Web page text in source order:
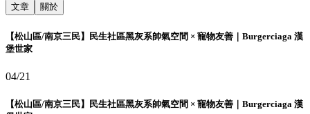
文章 關於
【松山區/南京三民】民生社區黑灰系帥氣空間 × 寵物友善｜Burgerciaga 漢
堡世家
04/21
【松山區/南京三民】民生社區黑灰系帥氣空間 × 寵物友善｜Burgerciaga 漢